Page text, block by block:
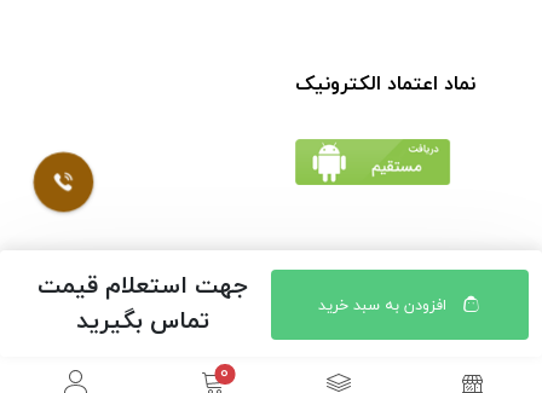
افزودن به سبد خرید
جهت استعلام قیمت
تماس بگیرید
نماد اعتماد الکترونیک
© کلیه حقوق مادی و معنوی محتویات سایت فروشگاه اینترنتی
موسوی محفوظ است |
طراحی شده توسط ایلیاسیستم